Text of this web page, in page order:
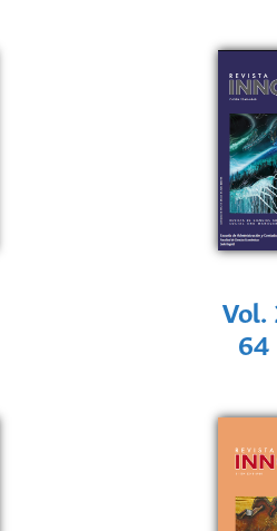
Vol.
64